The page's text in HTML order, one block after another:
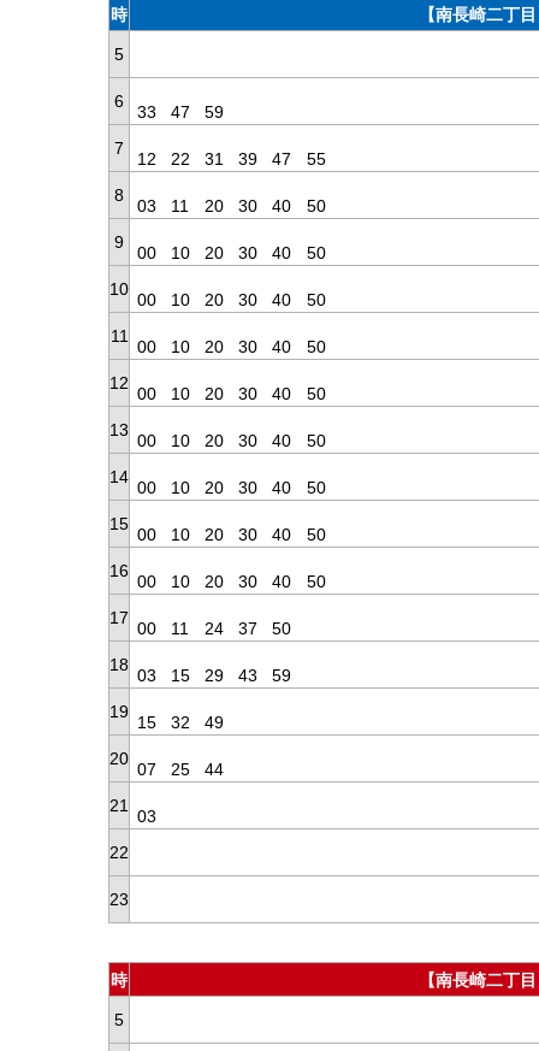
時 【南長崎二丁
5
6
33 47
59
7
12 22 31 39 47
55
8
03 11 20 30 40
50
9
00 10 20 30 40
50
10
00 10 20 30 40
50
11
00 10 20 30 40
50
12
00 10 20 30 40
50
13
00 10 20 30 40
50
14
00 10 20 30 40
50
15
00 10 20 30 40
50
16
00 10 20 30 40
50
17
00 11 24 37
50
18
03 15 29 43
59
19
15 32
49
20
07 25
44
21
03
22
23
時 【南長崎二丁
5